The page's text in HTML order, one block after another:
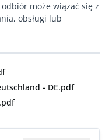
może wiązać się z
obsługi lub
- DE.pdf